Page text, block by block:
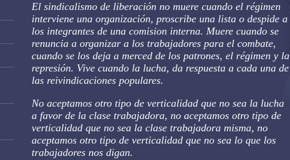
El sindicalismo de liberación no muere cuando el régimen
interviene una organización, proscribe una lista o despide a
los integrantes de una comision interna. Muere cuando se
renuncia a organizar a los trabajadores para el combate,
cuando se los deja a merced de los patrones, el régimen y la
represión. Vive cuando la lucha, da respuesta a cada una de
las reivindicaciones populares.
No aceptamos otro tipo de verticalidad que no sea la lucha
a favor de la clase trabajadora, no aceptamos otro tipo de
verticalidad que no sea la clase trabajadora misma, no
aceptamos otro tipo de verticalidad que no sea lo que los
trabajadores nos digan.